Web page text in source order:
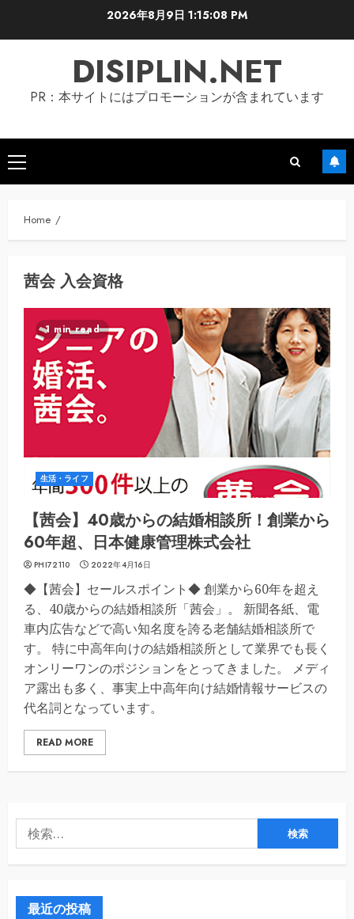
2026年8月9日 1:15:08 PM
DISIPLIN.NET
PR：本サイトにはプロモーションが含まれています
Primary
Menu
Home
茜会 入会資格
1 min read
生活・ライフ
【茜会】40歳からの結婚相談所！創業から
60年超、日本健康管理株式会社
PHI72110 2022年4月16日
◆【茜会】セールスポイント◆ 創業から60年を超え
る、40歳からの結婚相談所「茜会」。 新聞各紙、電
車内広告などで高い知名度を誇る老舗結婚相談所で
す。 特に中高年向けの結婚相談所として業界でも長く
オンリーワンのポジションをとってきました。 メディ
ア露出も多く、事実上中高年向け結婚情報サービスの
代名詞となっています。
READ MORE
索:
最近の投稿